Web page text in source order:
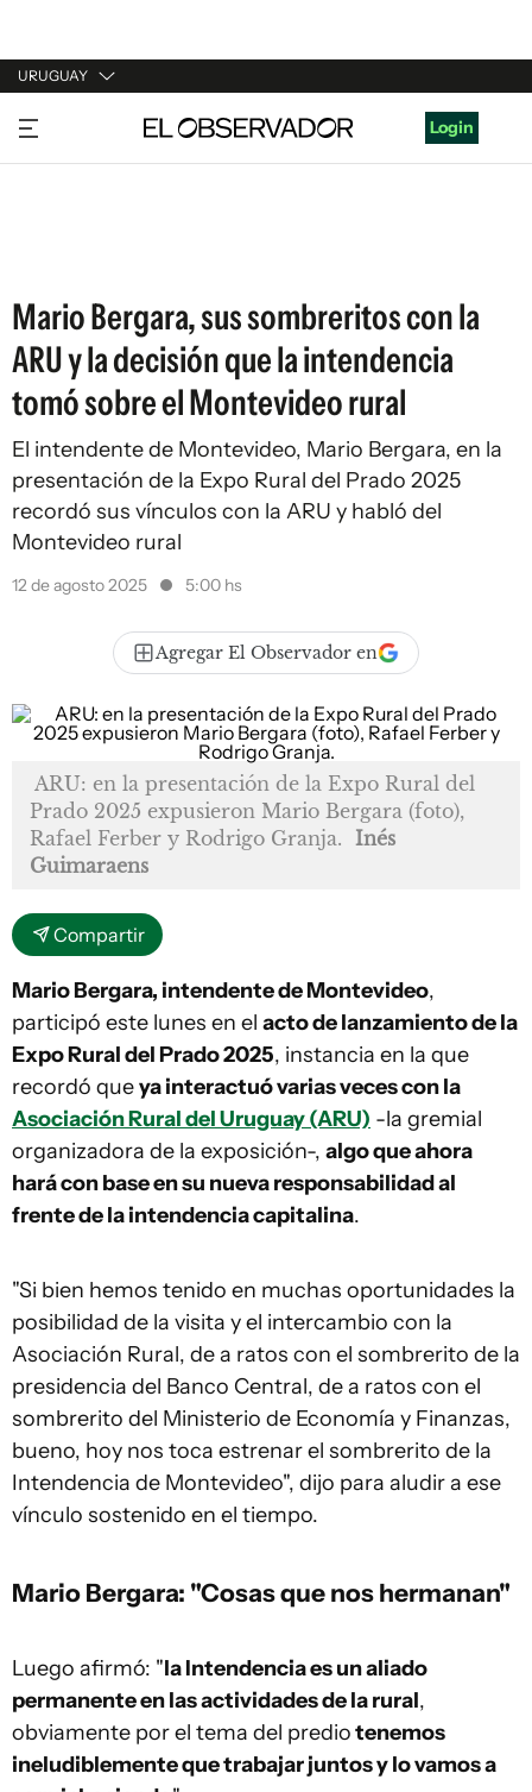
URUGUAY
URUGUAY
ARGENTINA
Login
Mario Bergara, sus sombreritos con la
ARU y la decisión que la intendencia
tomó sobre el Montevideo rural
El intendente de Montevideo, Mario Bergara, en la
presentación de la Expo Rural del Prado 2025
recordó sus vínculos con la ARU y habló del
Montevideo rural
12 de agosto 2025 5:00 hs
Agregar El Observador en
ARU: en la presentación de la Expo Rural del
Prado 2025 expusieron Mario Bergara (foto),
Rafael Ferber y Rodrigo Granja. Inés
Guimaraens
Compartir
Mario Bergara, intendente de Montevideo,
participó este lunes en el acto de lanzamiento de la
Expo Rural del Prado 2025, instancia en la que
recordó queya interactuó varias veces con la
Asociación Rural del Uruguay (ARU) -la gremial
organizadora de la exposición-, algo que ahora
hará con base en su nueva responsabilidad al
frente de la intendencia capitalina.
"Si bien hemos tenido en muchas oportunidades la
posibilidad de la visita y el intercambio con la
Asociación Rural, de a ratos con el sombrerito de la
presidencia del Banco Central, de a ratos con el
sombrerito del Ministerio de Economía y Finanzas,
bueno, hoy nos toca estrenar el sombrerito de la
Intendencia de Montevideo", dijo para aludir a ese
vínculo sostenido en el tiempo.
Mario Bergara: "Cosas que nos hermanan"
Luego afirmó: "la Intendencia es un aliado
permanente en las actividades de la rural,
obviamente por el tema del prediotenemos
ineludiblemente que trabajar juntos y lo vamos a